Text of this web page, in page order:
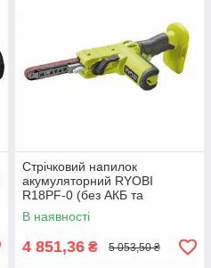
Стрічковий напилок
акумуляторний RYOBI
R18PF-0 (без АКБ та
зарядного пристрою)
В наявності
4 851,36 ₴ 5 053,50 ₴